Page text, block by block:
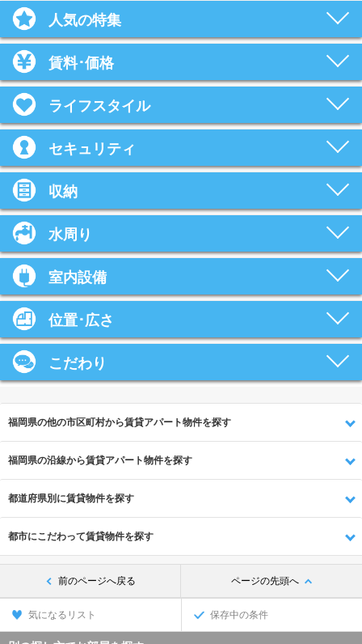
人気の特集
賃料･価格
ライフスタイル
セキュリティ
収納
水周り
室内設備
位置･広さ
こだわり
福岡県の他の市区町村から賃貸アパート物件を探す
福岡県の沿線から賃貸アパート物件を探す
都道府県別に賃貸物件を探す
都市にこだわって賃貸物件を探す
前のページへ戻る ページの先頭へ
気になるリスト 保存中の条件